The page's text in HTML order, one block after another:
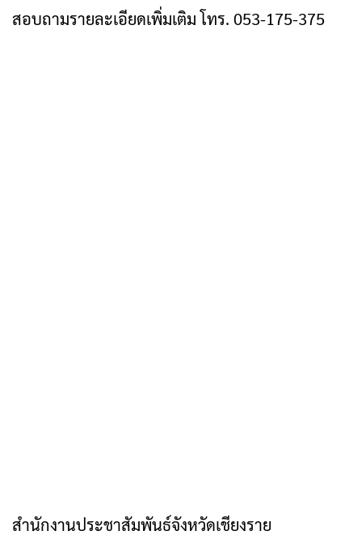
สอบถามรายละเอียดเพิ่มเติม โทร. 053-175-375
สำนักงานประชาสัมพันธ์จังหวัดเชียงราย